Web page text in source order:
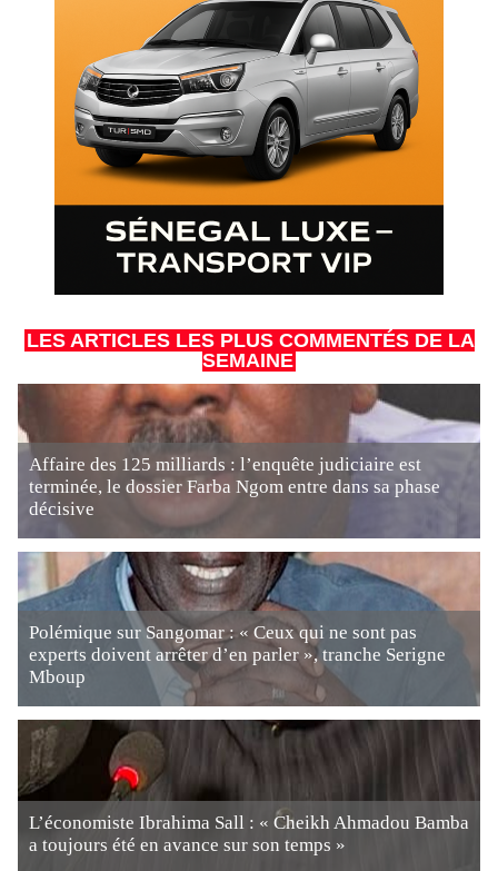
LES ARTICLES LES PLUS COMMENTÉS DE LA
SEMAINE
Affaire des 125 milliards : l’enquête judiciaire est
terminée, le dossier Farba Ngom entre dans sa phase
décisive
Polémique sur Sangomar : « Ceux qui ne sont pas
experts doivent arrêter d’en parler », tranche Serigne
Mboup
L’économiste Ibrahima Sall : « Cheikh Ahmadou Bamba
a toujours été en avance sur son temps »